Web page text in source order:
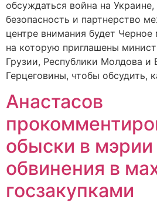
обсуждаться война на Украине,
безопасность и партнерство
центре внимания будет
на которую приглашены
Грузии, Республики Молдова и
Герцеговины, чтобы обсудить,
Анастасов
обыски в мэрии
обвинения в
госзакупками